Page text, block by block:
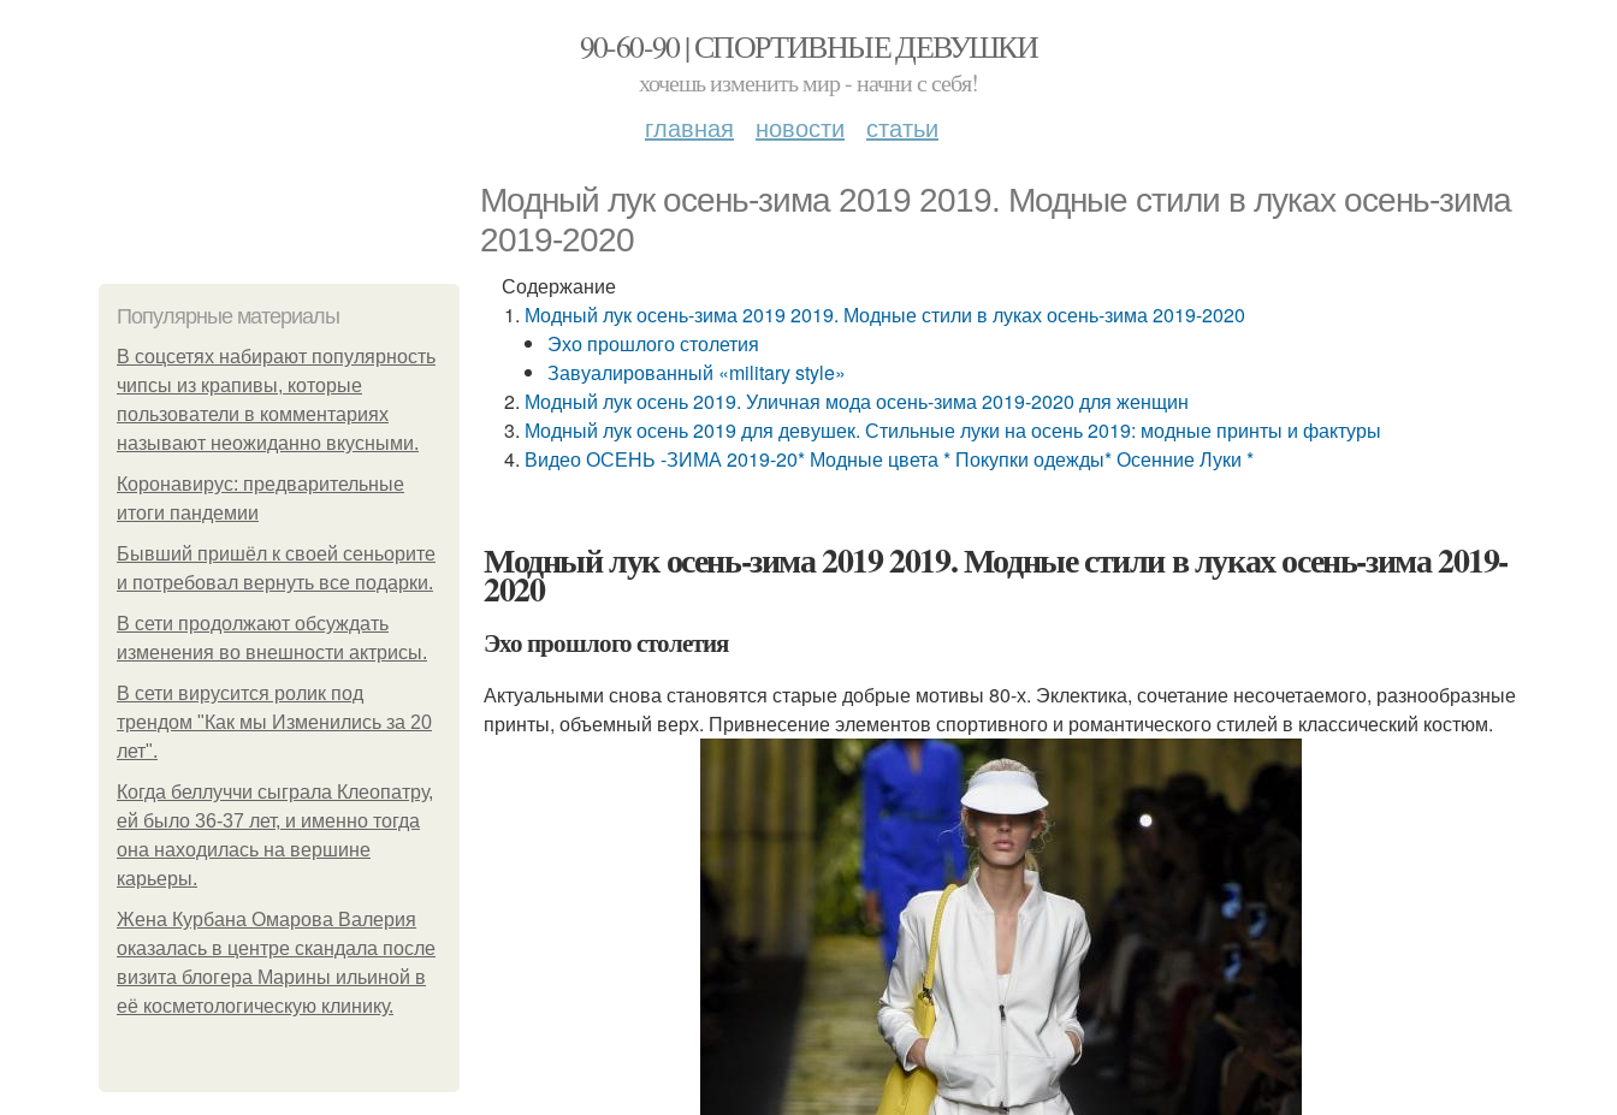
90-60-90 | СПОРТИВНЫЕ ДЕВУШКИ
хочешь изменить мир - начни с себя!
главная новости статьи
Модный лук осень-зима 2019 2019. Модные стили в луках осень-зима
2019-2020
Популярные материалы
В соцсетях набирают популярность
чипсы из крапивы, которые
пользователи в комментариях
называют неожиданно вкусными.
Коронавирус: предварительные
итоги пандемии
Бывший пришёл к своей сеньорите
и потребовал вернуть все подарки.
В сети продолжают обсуждать
изменения во внешности актрисы.
В сети вирусится ролик под
трендом "Как мы Изменились за 20
лет".
Когда беллуччи сыграла Клеопатру,
ей было 36-37 лет, и именно тогда
она находилась на вершине
карьеры.
Жена Курбана Омарова Валерия
оказалась в центре скандала после
визита блогера Марины ильиной в
её косметологическую клинику.
Содержание
Модный лук осень-зима 2019 2019. Модные стили в луках осень-зима 2019-2020
Эхо прошлого столетия
Завуалированный «military style»
Модный лук осень 2019. Уличная мода осень-зима 2019-2020 для женщин
Модный лук осень 2019 для девушек. Стильные луки на осень 2019: модные принты и фактуры
Видео ОСЕНЬ -ЗИМА 2019-20* Модные цвета * Покупки одежды* Осенние Луки *
Модный лук осень-зима 2019 2019. Модные стили в луках осень-зима 2019-
2020
Эхо прошлого столетия
Актуальными снова становятся старые добрые мотивы 80-х. Эклектика, сочетание несочетаемого, разнообразные
принты, объемный верх. Привнесение элементов спортивного и романтического стилей в классический костюм.